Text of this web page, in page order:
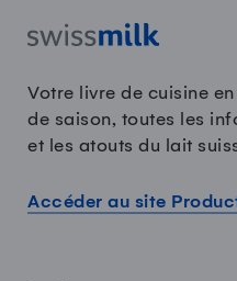
Votre livre de cuisine
de saison, toutes les
et les atouts du lait
Accéder au site